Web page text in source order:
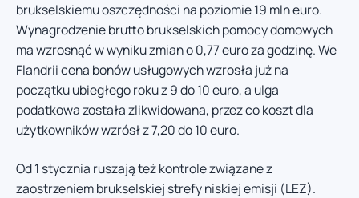
brukselskiemu oszczędności na poziomie 19 mln euro.
Wynagrodzenie brutto brukselskich pomocy domowych
ma wzrosnąć w wyniku zmian o 0,77 euro za godzinę. We
Flandrii cena bonów usługowych wzrosła już na
początku ubiegłego roku z 9 do 10 euro, a ulga
podatkowa została zlikwidowana, przez co koszt dla
użytkowników wzrósł z 7,20 do 10 euro.
Od 1 stycznia ruszają też kontrole związane z
zaostrzeniem brukselskiej strefy niskiej emisji (LEZ).